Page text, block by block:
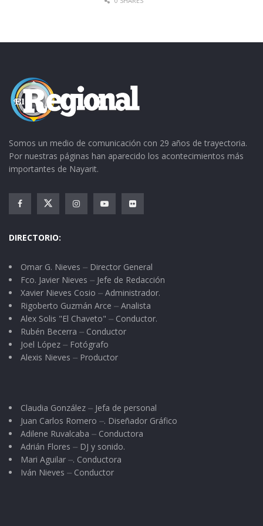
Somos un medio de comunicación con 29 años de trayectoria.
Por nuestras páginas han aparecido los acontecimientos más
importantes de Nayarit.
DIRECTORIO:
Omar G. Nieves ⏤ Director General
Fco. Javier Nieves ⏤ Jefe de Redacción
Xavier Nieves Cosio ⏤ Administrador.
Rigoberto Guzmán Arce ⏤ Analista
Alex Solis "El Chaveto" ⏤ Conductor.
Rubén Becerra ⏤ Conductor
Joel López ⏤ Fotógrafo
Alexis Nieves ⏤ Productor
Claudia González ⏤ Jefa de personal
Juan Carlos Romero ⏤. Diseñador Gráfico
Adilene Ruvalcaba ⏤ Conductora
Adrián Flores ⏤ DJ y sonido.
Mari Aguilar ⏤. Conductora
Iván Nieves ⏤ Conductor